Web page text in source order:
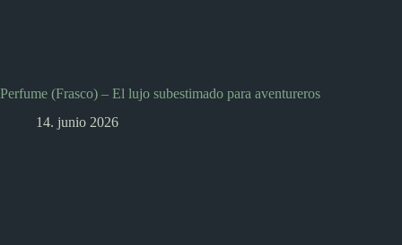
Perfume (Frasco) – El lujo subestimado para aventureros
14. junio 2026